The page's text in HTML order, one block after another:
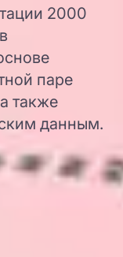
2000
паре
также
данным.